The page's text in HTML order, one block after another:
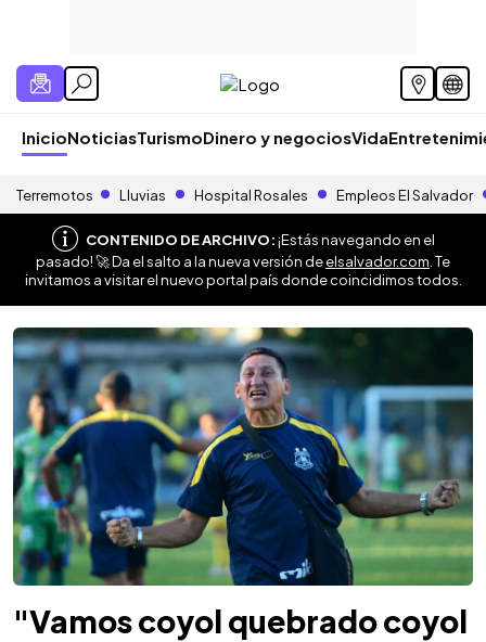
InicioNoticiasTurismoDinero y negociosVida
Terremotos Lluvias Hospital Rosales Empleos El Salvador
CONTENIDO DE ARCHIVO:¡Estás navegando en el
pasado! 🚀 Da el salto a la nueva versión deelsalvador.com . Te
invitamos a visitar el nuevo portal país donde coincidimos todos.
"Vamos coyol quebrado coyol